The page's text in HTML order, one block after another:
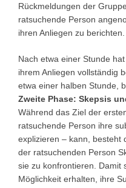
Rückmeldungen der
ratsuchende Person
ihren Anliegen zu berichten.
Nach etwa einer Stunde
ihrem Anliegen vollständig
etwa einer halben Stunde,
Zweite Phase: Skepsis
Während das Ziel der
ratsuchende Person ihre
explizieren – kann, besteht
der ratsuchenden Person
sie zu konfrontieren. Damit
Möglichkeit erhalten, ihre